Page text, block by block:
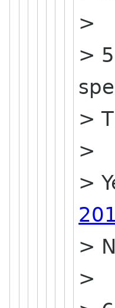
>
>
>
>
>
>
>